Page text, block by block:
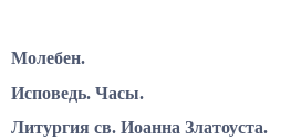
Молебен.
Исповедь. Часы.
Литургия св. Иоанна Златоуста.